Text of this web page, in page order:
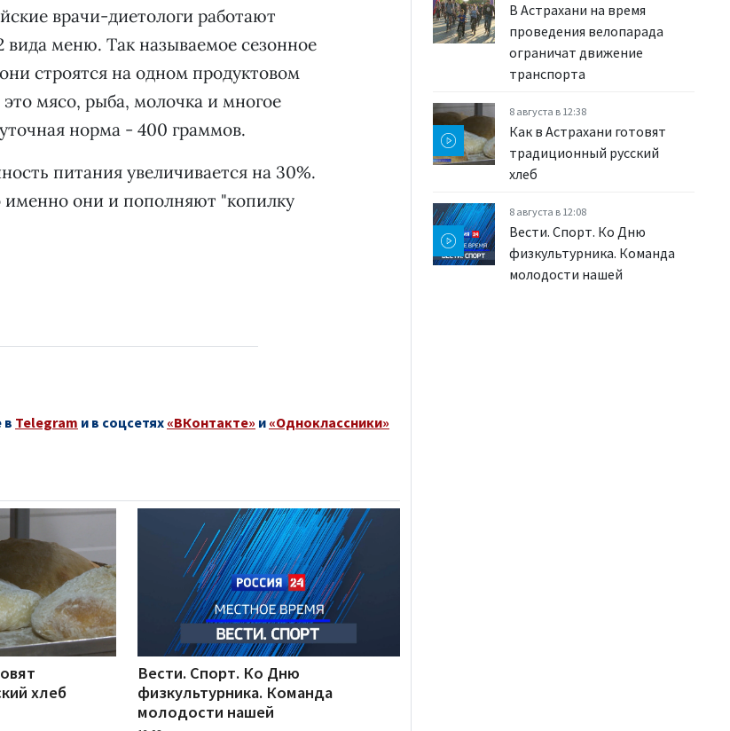
врачи-диетологи работают
вида меню. Так называемое сезонное
строятся на одном продуктовом
мясо, рыба, молочка и многое
норма - 400 граммов.
питания увеличивается на 30%.
они и пополняют "копилку
в Telegram и в соцсетях «ВКонтакте» и «Одноклассники»
хлеб
Вести. Спорт. Ко Дню
физкультурника. Команда
молодости нашей
В Астрахани на время
проведения велопарада
ограничат движение
транспорта
8 августа в 12:38
Как в Астрахани готовят
традиционный русский
хлеб
8 августа в 12:08
Вести. Спорт. Ко Дню
физкультурника. Команда
молодости нашей